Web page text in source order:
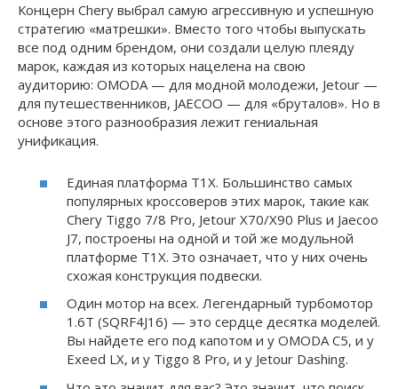
Концерн Chery выбрал самую агрессивную и успешную
стратегию «матрешки». Вместо того чтобы выпускать
все под одним брендом, они создали целую плеяду
марок, каждая из которых нацелена на свою
аудиторию: OMODA — для модной молодежи, Jetour —
для путешественников, JAECOO — для «бруталов». Но в
основе этого разнообразия лежит гениальная
унификация.
Единая платформа T1X. Большинство самых
популярных кроссоверов этих марок, такие как
Chery Tiggo 7/8 Pro, Jetour X70/X90 Plus и Jaecoo
J7, построены на одной и той же модульной
платформе T1X. Это означает, что у них очень
схожая конструкция подвески.
Один мотор на всех. Легендарный турбомотор
1.6T (SQRF4J16) — это сердце десятка моделей.
Вы найдете его под капотом и у OMODA C5, и у
Exeed LX, и у Tiggo 8 Pro, и у Jetour Dashing.